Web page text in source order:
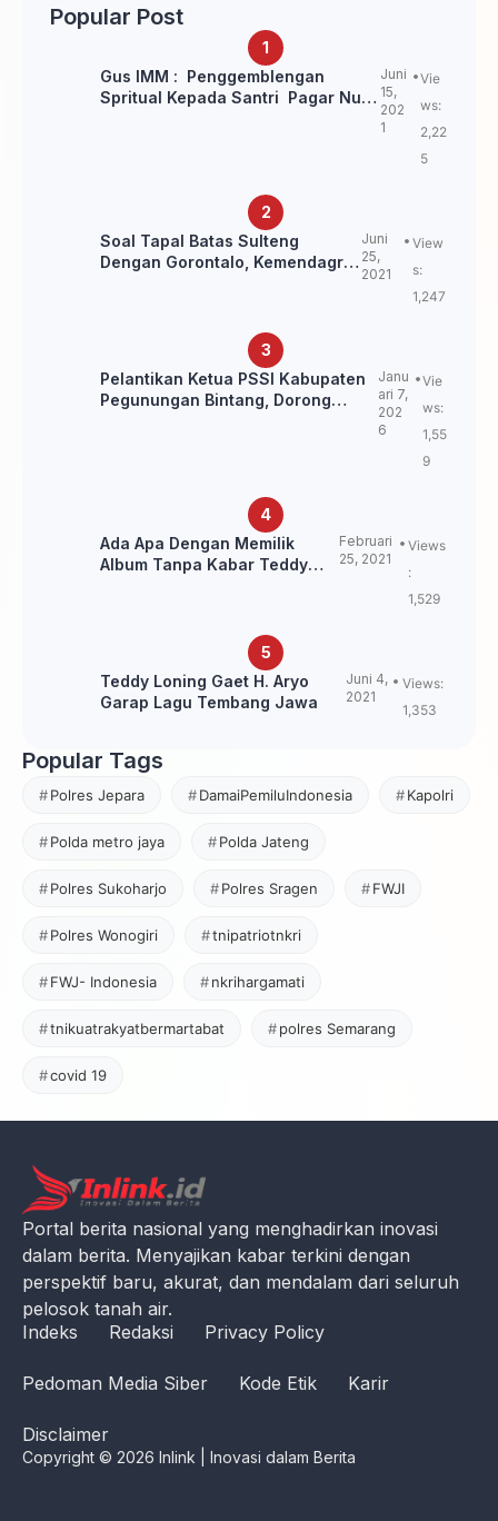
Popular Post
Gus IMM : Penggemblengan
Spritual Kepada Santri Pagar Nusa
Juni
15,
202
1
Vie
ws:
2,22
5
Soal Tapal Batas Sulteng
Dengan Gorontalo, Kemendagri:
Juni
25,
2021
View
s:
1,247
Pelantikan Ketua PSSI Kabupaten
Pegunungan Bintang, Dorong
Janu
ari 7,
202
6
Vie
ws:
1,55
9
Ada Apa Dengan Memilik
Album Tanpa Kabar Teddy
Februari
25, 2021
Views
:
1,529
Teddy Loning Gaet H. Aryo
Garap Lagu Tembang Jawa
Juni 4,
2021
Views:
1,353
Popular Tags
Polres Jepara DamaiPemiluIndonesia Kapolri
Polda metro jaya Polda Jateng
Polres Sukoharjo Polres Sragen FWJI
Polres Wonogiri tnipatriotnkri
FWJ- Indonesia nkrihargamati
tnikuatrakyatbermartabat polres Semarang
covid 19
Portal berita nasional yang menghadirkan inovasi
dalam berita. Menyajikan kabar terkini dengan
perspektif baru, akurat, dan mendalam dari seluruh
pelosok tanah air.
Indeks
Redaksi Privacy Policy
Pedoman Media Siber Kode Etik Karir
Disclaimer
Copyright © 2026 Inlink | Inovasi dalam Berita